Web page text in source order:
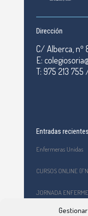
Dirección
C/ Alberca, nº
E:
T: 975 213
Entradas recientes
Enfermeras Unidas
CURSOS ONLINE
JORNADA
Formación en